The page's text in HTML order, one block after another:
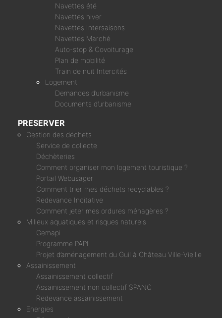
Navettes été
Navettes hiver
Navettes Intersaisons
Navettes Marché
Auto-stop & Covoiturage
Plan de mobilité
Train de nuit Intercités
Logement
Demandes d’urbanisme
Documents d’urbanisme
PRESERVER
Gestion des déchets
Service de collecte
Déchèteries
Comment organiser mon logement touristique ?
Portail Webusager
Comment trier mes déchets recyclables ?
Redevance Incitative
Comment jeter mes ordures ménagères ?
Milieux aquatiques et risques naturels
Gemapi
Programme PAPI
Projet d’aménagement du Guil à Château Ville-Vieille
Assainissement
Assainissement collectif
Assainissement non collectif SPANC
Redevance assainissement
Energies